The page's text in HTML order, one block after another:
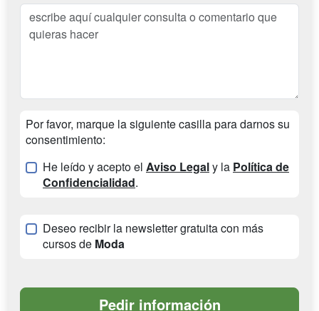
Por favor, marque la siguiente casilla para darnos su
consentimiento:
He leído y acepto el Aviso Legaly la Política de
Confidencialidad.
Deseo recibir la newsletter gratuita con más
cursos de Moda